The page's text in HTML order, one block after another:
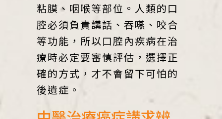
粘膜、咽喉等部位。人類的口
腔必須負責講話、吞嚥、咬合
等功能，所以口腔內疾病在治
療時必定要審慎評估，選擇正
確的方式，才不會留下可怕的
後遺症。